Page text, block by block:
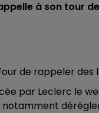
à son tour
de rappeler des
par Leclerc le